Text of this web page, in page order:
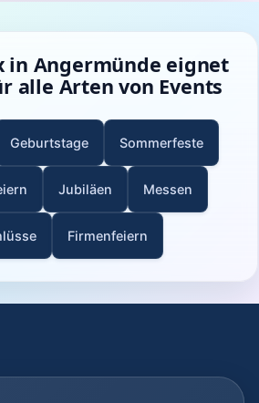
in Angermünde eignet
alle Arten von Events
Geburtstage Sommerfeste
Jubiläen Messen
Firmenfeiern